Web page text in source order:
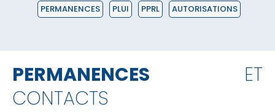
PERMANENCES PLUI PPRL AUTORISATIONS
PERMANENCES ET
CONTACTS